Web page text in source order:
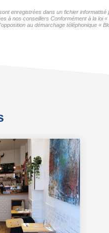
enregistrées dans un fichier
à nos conseillers Conformément à la
au démarchage téléphonique «